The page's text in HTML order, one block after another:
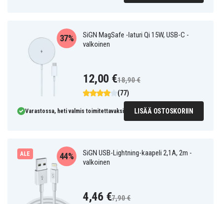
SiGN MagSafe -laturi Qi 15W, USB-C -
valkoinen
(77)
37%
12,00 €18,90 €
Varastossa, heti valmis toimitettavaksi LISÄÄ OSTOSKORIIN
ALE
SiGN USB-Lightning-kaapeli 2,1A, 2m -
valkoinen
44%
4,46 €7,90 €